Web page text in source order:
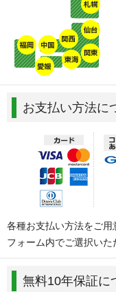
お支払い方法に
各種お支払い方法をご
フォーム内でご選択いた
無料10年保証に